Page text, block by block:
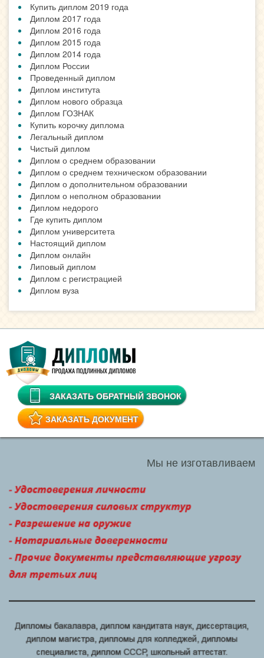
Купить диплом 2019 года
Диплом 2017 года
Диплом 2016 года
Диплом 2015 года
Диплом 2014 года
Диплом России
Проведенный диплом
Диплом института
Диплом нового образца
Диплом ГОЗНАК
Купить корочку диплома
Легальный диплом
Чистый диплом
Диплом о среднем образовании
Диплом о среднем техническом образовании
Диплом о дополнительном образовании
Диплом о неполном образовании
Диплом недорого
Где купить диплом
Диплом университета
Настоящий диплом
Диплом онлайн
Липовый диплом
Диплом с регистрацией
Диплом вуза
ЗАКАЗАТЬ ОБРАТНЫЙ ЗВОНОК
ЗАКАЗАТЬ ДОКУМЕНТ
Мы не изготавливаем